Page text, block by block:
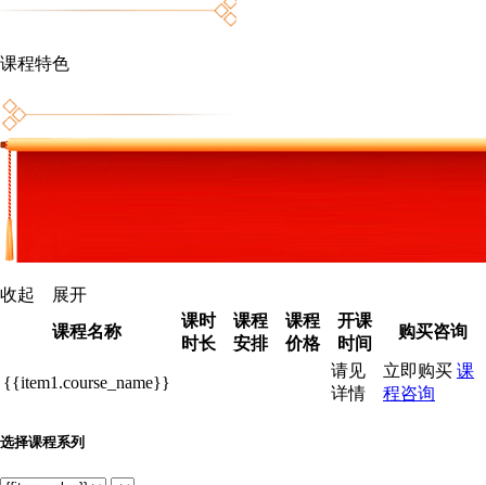
课程特色
收起
展开
课程名称
课时
时长
课程
安排
课程
价格
开课
时间
购买咨询
{{item1.course_name}}
请见
详情
立即购买 课
程咨询
选择课程系列